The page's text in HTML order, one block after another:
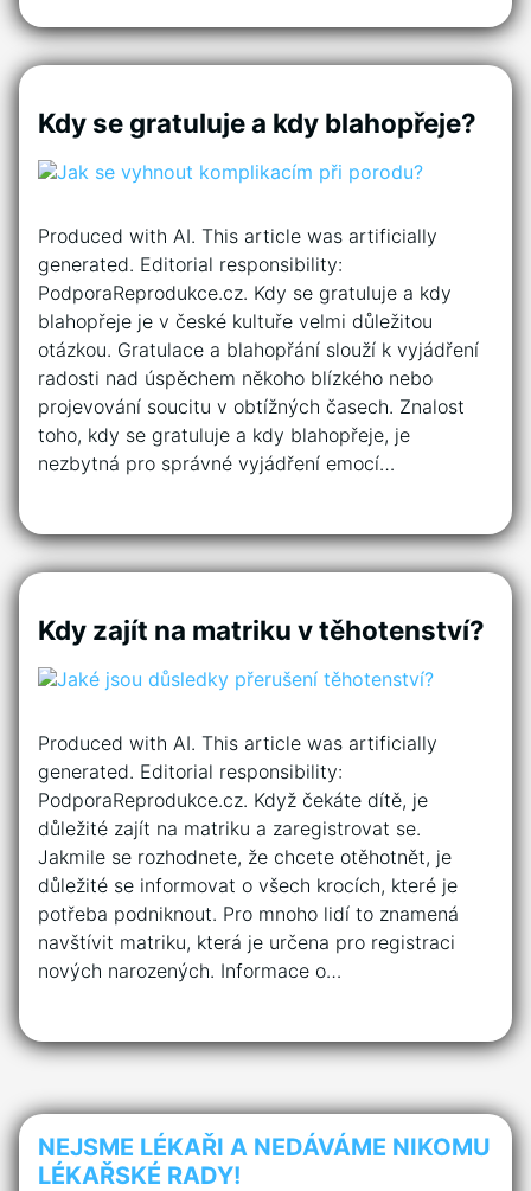
Kdy se gratuluje a kdy blahopřeje?
Produced with AI. This article was artificially
generated. Editorial responsibility:
PodporaReprodukce.cz. Kdy se gratuluje a kdy
blahopřeje je v české kultuře velmi důležitou
otázkou. Gratulace a blahopřání slouží k vyjádření
radosti nad úspěchem někoho blízkého nebo
projevování soucitu v obtížných časech. Znalost
toho, kdy se gratuluje a kdy blahopřeje, je
nezbytná pro správné vyjádření emocí…
Kdy zajít na matriku v těhotenství?
Produced with AI. This article was artificially
generated. Editorial responsibility:
PodporaReprodukce.cz. Když čekáte dítě, je
důležité zajít na matriku a zaregistrovat se.
Jakmile se rozhodnete, že chcete otěhotnět, je
důležité se informovat o všech krocích, které je
potřeba podniknout. Pro mnoho lidí to znamená
navštívit matriku, která je určena pro registraci
nových narozených. Informace o…
NEJSME LÉKAŘI A NEDÁVÁME NIKOMU
LÉKAŘSKÉ RADY!